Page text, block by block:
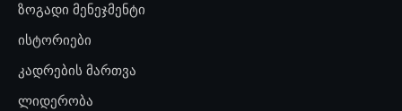
ზოგადი მენეჯმენტი
ისტორიები
კადრების მართვა
ლიდერობა